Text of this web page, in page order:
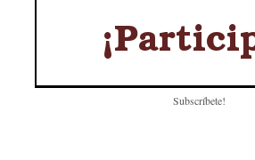
Subscríbete!